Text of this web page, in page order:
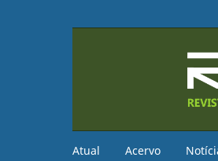
Atual Acervo